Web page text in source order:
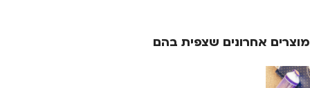
מוצרים אחרונים שצפית בהם